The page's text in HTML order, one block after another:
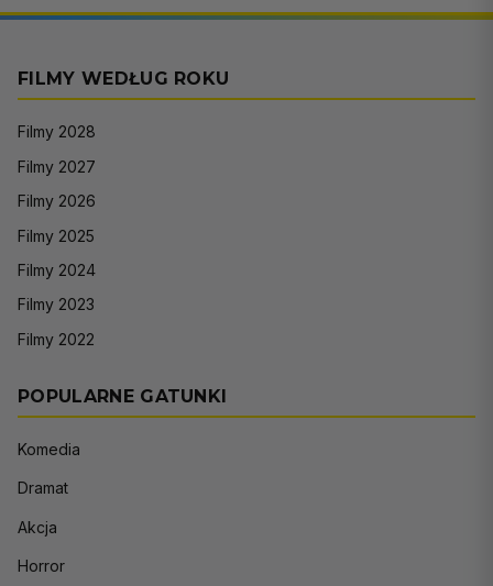
FILMY WEDŁUG ROKU
Filmy 2028
Filmy 2027
Filmy 2026
Filmy 2025
Filmy 2024
Filmy 2023
Filmy 2022
POPULARNE GATUNKI
Komedia
Dramat
Akcja
Horror